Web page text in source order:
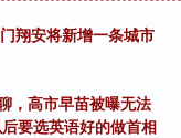
翔安将新增一条城市
，高市早苗被曝无法
要选英语好的做首相